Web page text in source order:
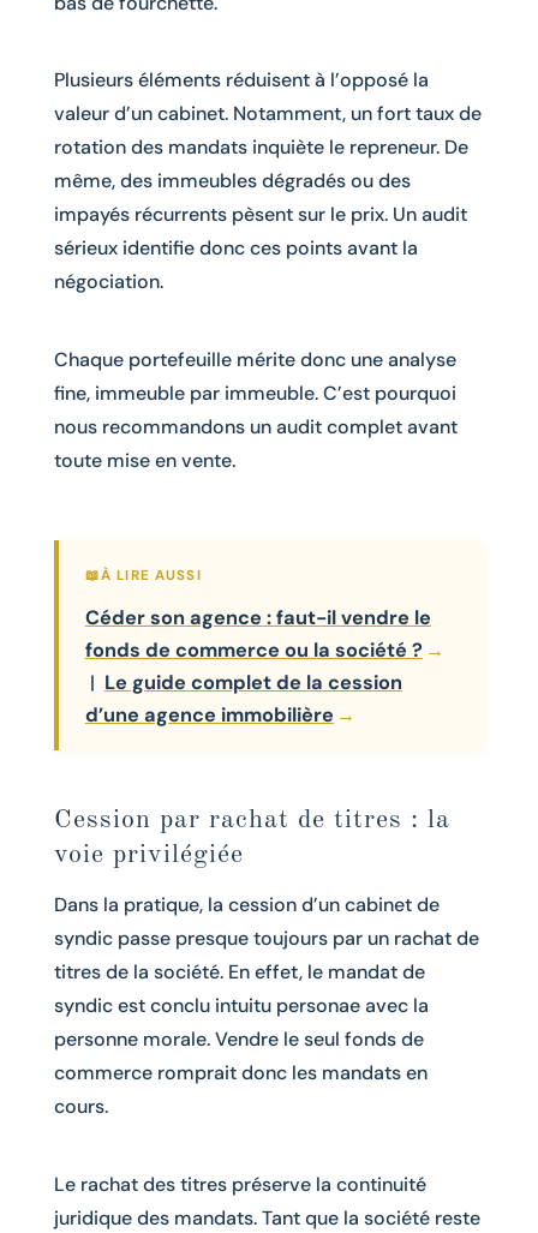
Plusieurs éléments réduisent à l’opposé la
valeur d’un cabinet. Notamment, un fort taux de
rotation des mandats inquiète le repreneur. De
même, des immeubles dégradés ou des
impayés récurrents pèsent sur le prix. Un audit
sérieux identifie donc ces points avant la
négociation.
Chaque portefeuille mérite donc une analyse
fine, immeuble par immeuble. C’est pourquoi
nous recommandons un audit complet avant
toute mise en vente.
Céder son agence : faut-il vendre le
fonds de commerce ou la société ?
| Le guide complet de la cession
d’une agence immobilière
Cession par rachat de titres : la
voie privilégiée
Dans la pratique, la cession d’un cabinet de
syndic passe presque toujours par un rachat de
titres de la société. En effet, le mandat de
syndic est conclu intuitu personae avec la
personne morale. Vendre le seul fonds de
commerce romprait donc les mandats en
cours.
Le rachat des titres préserve la continuité
juridique des mandats. Tant que la société reste